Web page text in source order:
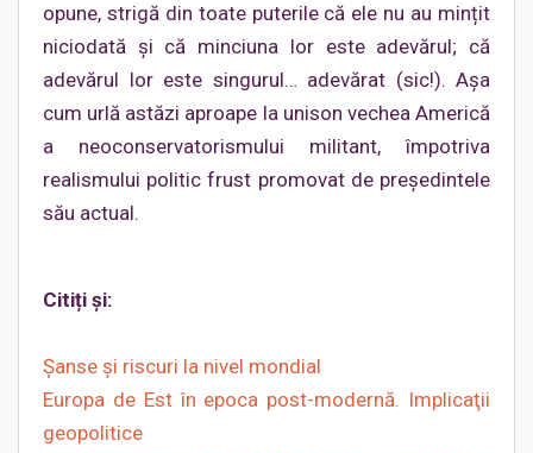
opune, strigă din toate puterile că ele nu au mințit
niciodată și că minciuna lor este adevărul; că
adevărul lor este singurul… adevărat (sic!). Așa
cum urlă astăzi aproape la unison vechea Americă
a neoconservatorismului militant, împotriva
realismului politic frust promovat de președintele
său actual.
Citiți și:
Șanse și riscuri la nivel mondial
Europa de Est în epoca post-modernă. Implicaţii
geopolitice